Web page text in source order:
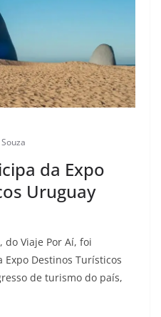
da Expo
Uruguay
do Viaje Por Aí, foi
Destinos Turísticos
de turismo do país,